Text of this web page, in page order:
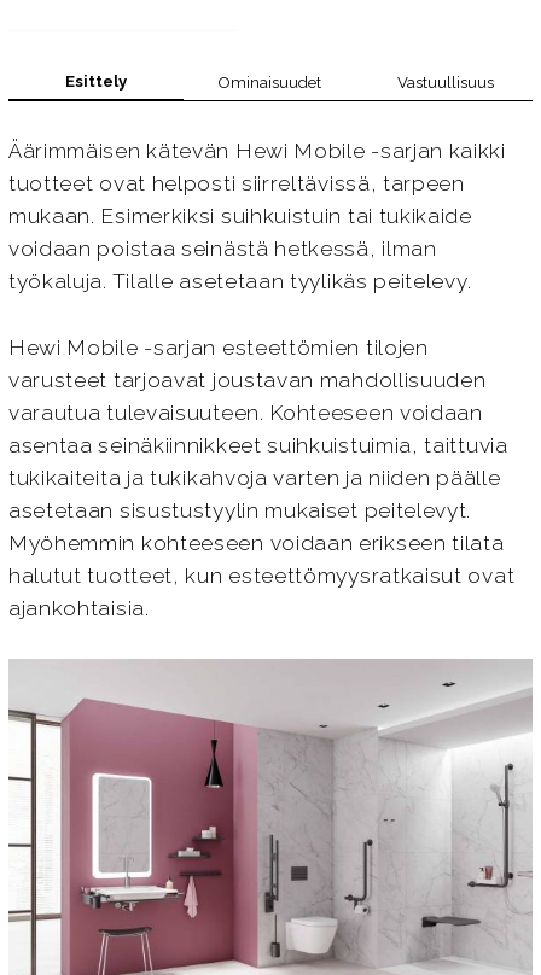
Esittely Ominaisuudet Vastuullisuus
Äärimmäisen kätevän Hewi Mobile -sarjan kaikki
tuotteet ovat helposti siirreltävissä, tarpeen
mukaan. Esimerkiksi suihkuistuin tai tukikaide
voidaan poistaa seinästä hetkessä, ilman
työkaluja. Tilalle asetetaan tyylikäs peitelevy.
Hewi Mobile -sarjan esteettömien tilojen
varusteet tarjoavat joustavan mahdollisuuden
varautua tulevaisuuteen. Kohteeseen voidaan
asentaa seinäkiinnikkeet suihkuistuimia, taittuvia
tukikaiteita ja tukikahvoja varten ja niiden päälle
asetetaan sisustustyylin mukaiset peitelevyt.
Myöhemmin kohteeseen voidaan erikseen tilata
halutut tuotteet, kun esteettömyysratkaisut ovat
ajankohtaisia.